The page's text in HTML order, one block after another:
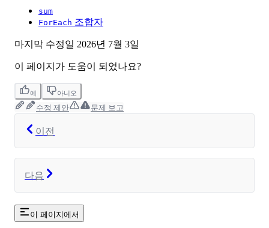
sum
ForEach 조합자
마지막 수정일 2026년 7월 3일
이 페이지가 도움이 되었나요?
예 아니오
수정 제안 문제 보고
이전
다음
이 페이지에서